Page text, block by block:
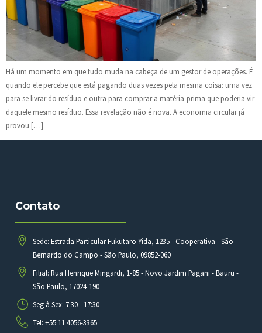
Há um momento em que tudo muda na cabeça de um gestor de operações. É
quando ele percebe que está pagando duas vezes pela mesma coisa: uma vez
para se livrar do resíduo e outra para comprar a matéria-prima que poderia vir
daquele mesmo resíduo. Essa revelação não é nova. A economia circular já
provou […]
Contato
Sede: Estrada Particular Fukutaro Yida, 1235 - Cooperativa - São
Bernardo do Campo - São Paulo, 09852-060
Filial: Rua Henrique Mingardi, 1-85 - Novo Jardim Pagani - Bauru -
São Paulo, 17024-190
Seg à Sex: 7:30—17:30
Tel: +55 11 4056-3365